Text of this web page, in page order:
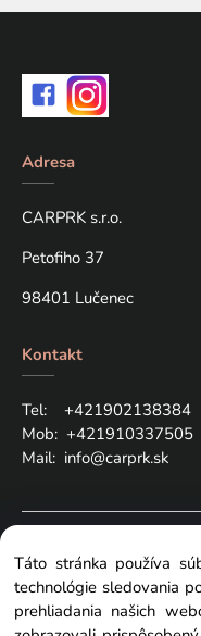
Adresa
CARPRK s.r.o.
Petofiho 37
98401 Lučenec
Kontakt
Tel: +421902138384
Mob: +421910337505
Mail: info@carprk.sk
Táto stránka používa
technológie sledovania
prehliadania našich